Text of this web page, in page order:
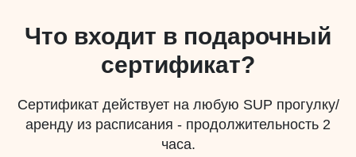
Что входит в подарочный
сертификат?
Сертификат действует на любую SUP прогулку/
аренду из расписания - продолжительность 2
часа.